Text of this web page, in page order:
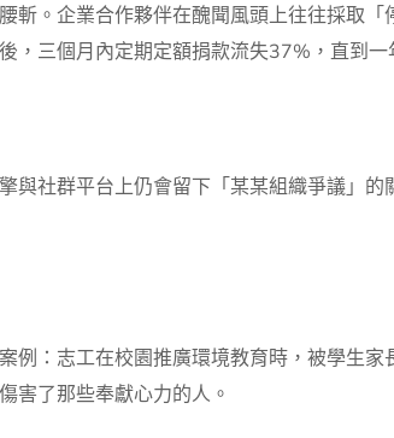
。企業合作夥伴在醜聞風頭上往往採取「
，三個月內定期定額捐款流失37%，直到一
社群平台上仍會留下「某某組織爭議」的
例：志工在校園推廣環境教育時，被學生家
害了那些奉獻心力的人。